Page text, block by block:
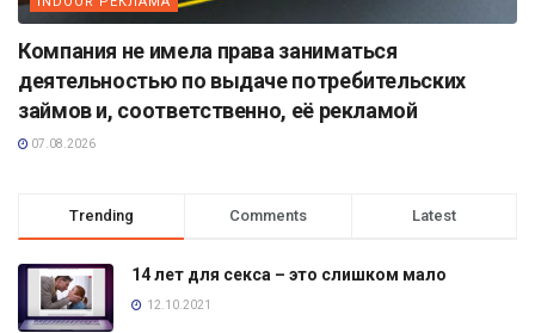
Компания не имела права заниматься
деятельностью по выдаче потребительских
займов и, соответственно, её рекламой
07.08.2026
Trending Comments Latest
14 лет для секса – это слишком мало
12.10.2021